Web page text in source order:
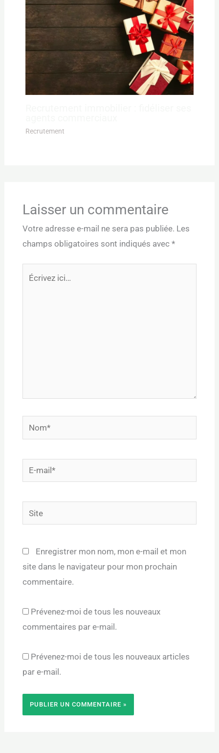
Recrutement
Laisser un commentaire
Votre adresse e-mail ne sera pas publiée. Les
champs obligatoires sont indiqués avec *
Nom*
mail*
Site
Enregistrer mon nom, mon e-mail et mon
site dans le navigateur pour mon prochain
commentaire.
Prévenez-moi de tous les nouveaux
commentaires par e-mail.
Prévenez-moi de tous les nouveaux articles
par e-mail.